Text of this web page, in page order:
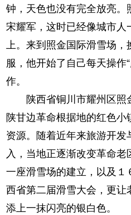
钟，天色也没有完全放亮。
宋耀军，这时已经像城市人
上。来到照金国际滑雪场，
服，他开始了自己每天操作
作。
陕西省铜川市耀州区照
陕甘边革命根据地的红色
资源。随着近年来旅游开发
入，当地正逐渐改变革命老
一座滑雪场的建立，以及
西省第二届滑雪大会，更让
添上一抹闪亮的银白色。